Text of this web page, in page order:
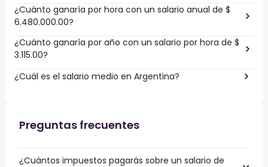
¿Cuánto ganaría por hora con un salario anual de $
6.480.000.00?
¿Cuánto ganaría por año con un salario por hora de $
3.115.00?
¿Cuál es el salario medio en Argentina?
Preguntas frecuentes
¿Cuántos impuestos pagarás sobre un salario de